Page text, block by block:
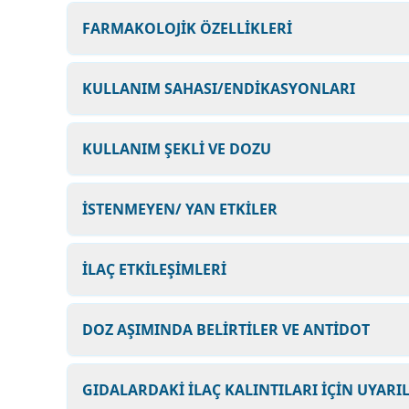
FARMAKOLOJİK ÖZELLİKLERİ
KULLANIM SAHASI/ENDİKASYONLARI
KULLANIM ŞEKLİ VE DOZU
İSTENMEYEN/ YAN ETKİLER
İLAÇ ETKİLEŞİMLERİ
DOZ AŞIMINDA BELİRTİLER VE ANTİDOT
GIDALARDAKİ İLAÇ KALINTILARI İÇİN